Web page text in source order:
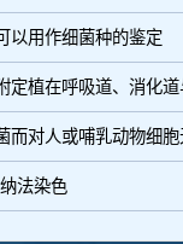
以用作细菌种的鉴定
而对人或哺乳动物细
法染色